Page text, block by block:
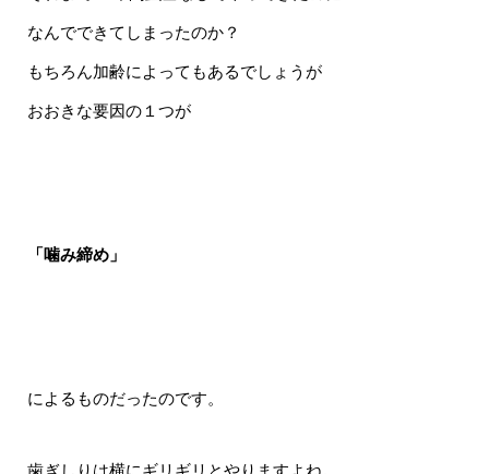
なんでできてしまったのか？
もちろん加齢によってもあるでしょうが
おおきな要因の１つが
「噛み締め」
によるものだったのです。
歯ぎしりは横にギリギリとやりますよね。